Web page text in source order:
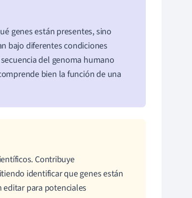
genes están presentes, sino
bajo diferentes condiciones
del genoma humano
bien la función de una
Contribuye
identificar que genes están
para potenciales